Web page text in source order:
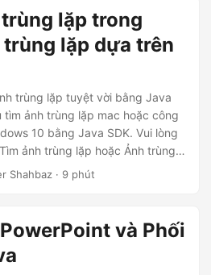
lặp trong
lặp dựa trên
trùng lặp tuyệt vời bằng Java
tìm ảnh trùng lặp mac hoặc công
10 bằng Java SDK. Vui lòng
ảnh trùng lặp hoặc Ảnh trùng
Shahbaz · 9 phút
và Phối